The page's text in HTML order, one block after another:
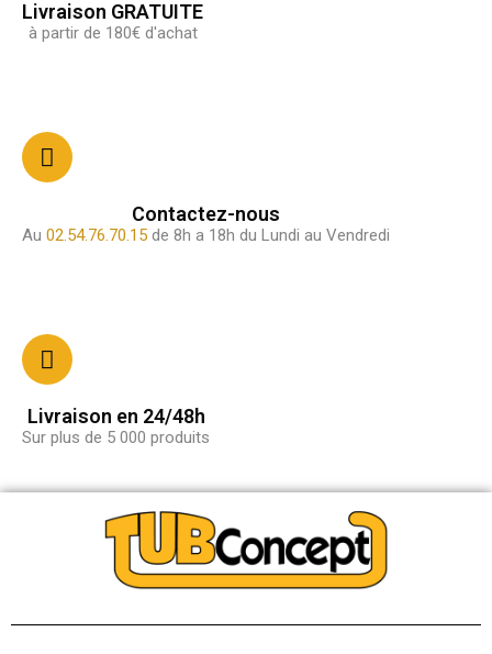
Livraison GRATUITE
à partir de 180€ d'achat
Contactez-nous
Au 02.54.76.70.15 de 8h a 18h du Lundi au Vendredi
Livraison en 24/48h
Sur plus de 5 000 produits